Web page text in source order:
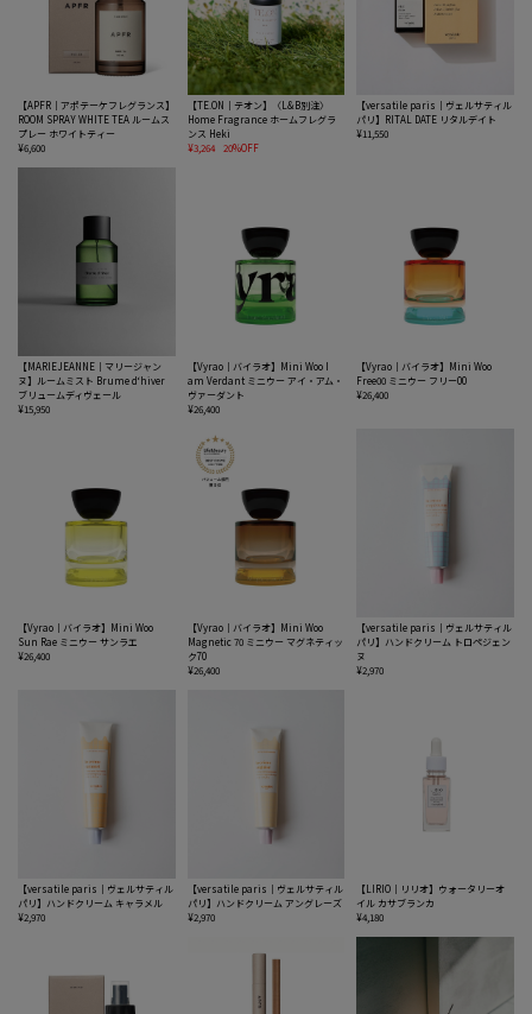
【APFR｜アポテーケフレグランス】
ROOM SPRAY WHITE TEA ルームス
プレー ホワイトティー
¥6,600
【TE.ON｜テオン】〈L&B別注〉
Home Fragrance ホームフレグラ
ンス Heki
¥3,264
20%OFF
【versatile paris｜ヴェルサティル
パリ】RITAL DATE リタルデイト
¥11,550
【MARIEJEANNE｜マリージャン
ヌ】ルームミスト Brume d‘hiver
ブリュームディヴェール
¥15,950
【Vyrao｜バイラオ】Mini Woo I
am Verdant ミニウー アイ・アム・
ヴァーダント
¥26,400
【Vyrao｜バイラオ】Mini Woo
Free00 ミニウー フリー00
¥26,400
【Vyrao｜バイラオ】Mini Woo
Sun Rae ミニウー サンラエ
¥26,400
【Vyrao｜バイラオ】Mini Woo
Magnetic 70 ミニウー マグネティッ
ク70
¥26,400
【versatile paris｜ヴェルサティル
パリ】ハンドクリーム トロペジェン
ヌ
¥2,970
【versatile paris｜ヴェルサティル
パリ】ハンドクリーム キャラメル
¥2,970
【versatile paris｜ヴェルサティル
パリ】ハンドクリーム アングレーズ
¥2,970
【LIRIO｜リリオ】ウォータリーオ
イル カサブランカ
¥4,180